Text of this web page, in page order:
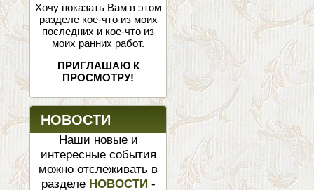
Хочу показать Вам в этом
разделе кое-что из моих
последних и кое-что из
моих ранних работ.
ПРИГЛАШАЮ К
ПРОСМОТРУ!
НОВОСТИ
Наши новые и
интересные события
можно отслеживать в
разделе НОВОСТИ -